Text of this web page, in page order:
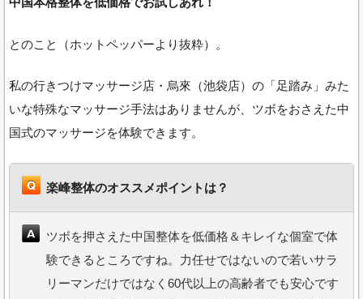
とのこと（ホットペッパーより抜粋）。
私の行きつけマッサージ店・烏來（池袋店）の「足踏み」みた
いな特殊なマッサージ手法はありませんが、ツボをおさえた中
国式のマッサージを体験できます。
楽峰整体のオススメポイントは？
ツボを押さえた中国整体を低価格＆キレイな個室で体
験できるところですね。力任せではないので若いサラ
リーマンだけではなく60代以上の高齢者でも安心です